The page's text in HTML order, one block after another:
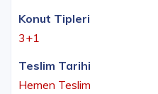
Konut Tipleri
3+1
Teslim Tarihi
Hemen Teslim